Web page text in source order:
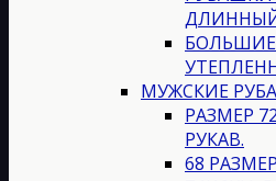
МУЖСКИЕ
РАЗМЕР
РУКАВ.
68